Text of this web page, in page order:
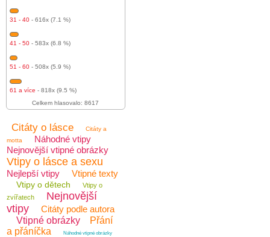
31 - 40 - 616x (7.1 %)
41 - 50 - 583x (6.8 %)
51 - 60 - 508x (5.9 %)
61 a více - 818x (9.5 %)
Celkem hlasovalo: 8617
Citáty o lásce
Citáty a
motta
Náhodné vtipy
Nejnovější vtipné obrázky
Vtipy o lásce a sexu
Nejlepší vtipy Vtipné texty
Vtipy o dětech
Vtipy o
zvířatech
Nejnovější
vtipy
Citáty podle autora
Vtipné obrázky
Přání
a přáníčka
Náhodné vtipné obrázky